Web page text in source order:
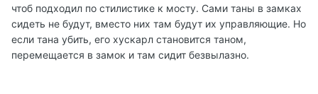
чтоб подходил по стилистике к мосту. Сами таны в замках
сидеть не будут, вместо них там будут их управляющие. Но
если тана убить, его хускарл становится таном,
перемещается в замок и там сидит безвылазно.